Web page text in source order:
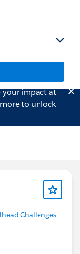
your impact at
to unlock
Challenges